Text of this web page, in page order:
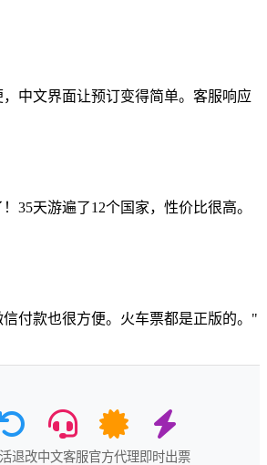
中文界面让预订变得简单。客服响应
35天游遍了12个国家，性价比很高。
付款也很方便。火车票都是正版的。"
退改中文客服官方代理即时出票